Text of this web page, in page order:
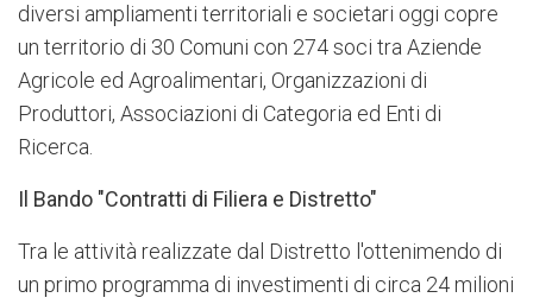
diversi ampliamenti territoriali e societari oggi copre
un territorio di 30 Comuni con 274 soci tra Aziende
Agricole ed Agroalimentari, Organizzazioni di
Produttori, Associazioni di Categoria ed Enti di
Ricerca.
Il Bando "Contratti di Filiera e Distretto"
Tra le attività realizzate dal Distretto l'ottenimendo di
un primo programma di investimenti di circa 24 milioni